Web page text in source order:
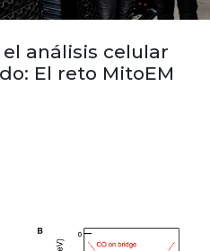
análisis celular
El reto MitoEM